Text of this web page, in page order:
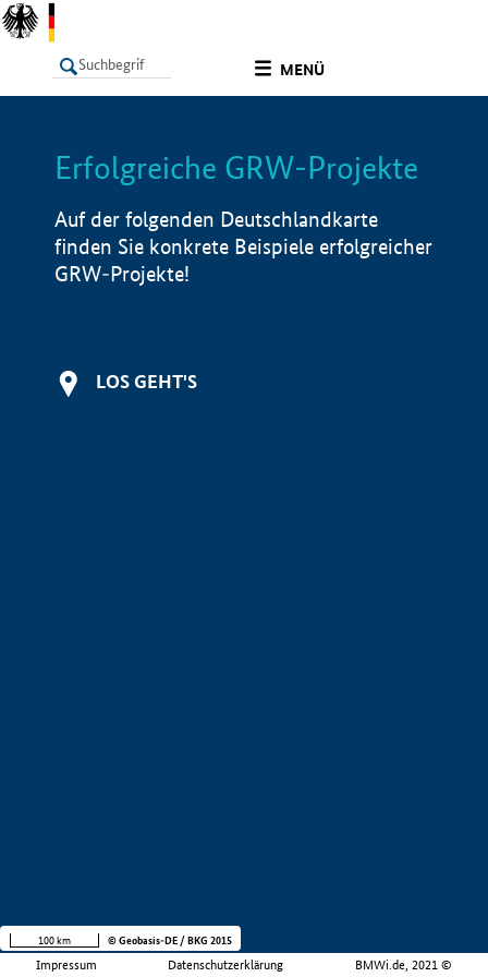
MENÜ
LISTE Info
Erfolgreiche GRW-Projekte
Auf der folgenden Deutschlandkarte
finden Sie konkrete Beispiele erfolgreicher
GRW-Projekte!
LOS GEHT'S
Impressum Datenschutzerklärung BMWi.de, 2021 ©
100 km © Geobasis-DE / BKG 2015